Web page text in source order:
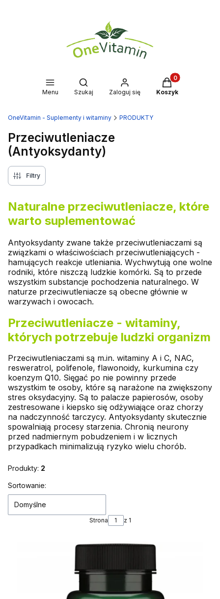
Menu
Otwórz wyszukiwarkę
Szukaj Zaloguj się
Produkty w
Koszyk
OneVitamin - Suplementy i witaminy PRODUKTY
Przeciwutleniacze
(Antyoksydanty)
Filtry
Naturalne przeciwutleniacze, które
warto suplementować
Antyoksydanty zwane także przeciwutleniaczami są
związkami o właściwościach przeciwutleniających -
hamujących reakcje utleniania. Wychwytują one wolne
rodniki, które niszczą ludzkie komórki. Są to przede
wszystkim substancje pochodzenia naturalnego. W
naturze przeciwutleniacze są obecne głównie w
warzywach i owocach.
Przeciwutleniacze - witaminy,
których potrzebuje ludzki organizm
Przeciwutleniaczami są m.in. witaminy A i C, NAC,
resweratrol, polifenole, flawonoidy, kurkumina czy
koenzym Q10. Sięgać po nie powinny przede
wszystkim te osoby, które są narażone na zwiększony
stres oksydacyjny. Są to palacze papierosów, osoby
zestresowane i kiepsko się odżywiające oraz chorzy
na nadczynność tarczycy. Antyoksydanty skutecznie
spowalniają procesy starzenia. Chronią neurony
przed nadmiernym pobudzeniem i w licznych
przypadkach minimalizują ryzyko wielu chorób.
Produkty: 2
Lista produktów
Sortowanie:
Domyślne
Strona z 1